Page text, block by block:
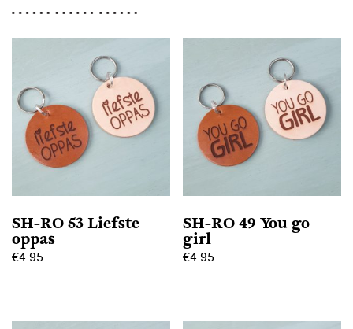
SH-RO 53 Liefste
oppas
€4.95
SH-RO 49 You go
girl
€4.95